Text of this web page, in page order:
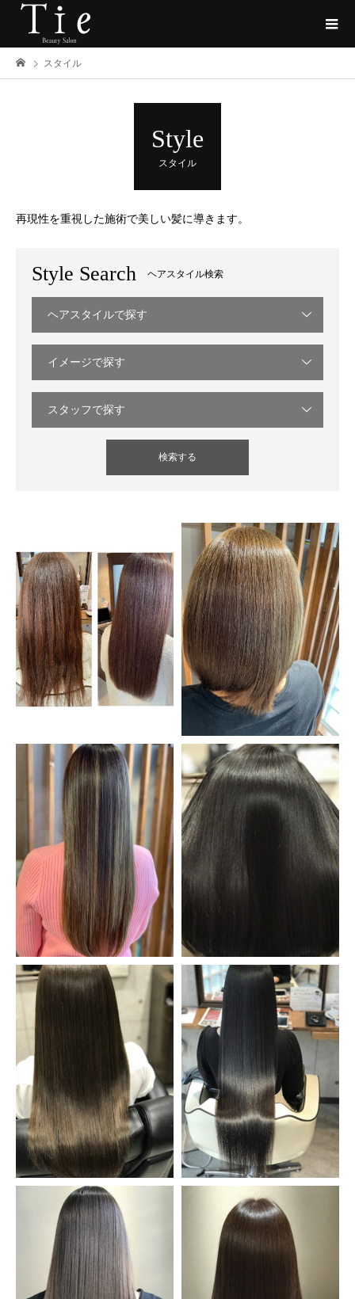
スタイル
Style
スタイル
再現性を重視した施術で美しい髪に導きます。
Style Search ヘアスタイル検索
ヘアスタイルで探す
イメージで探す
スタッフで探す